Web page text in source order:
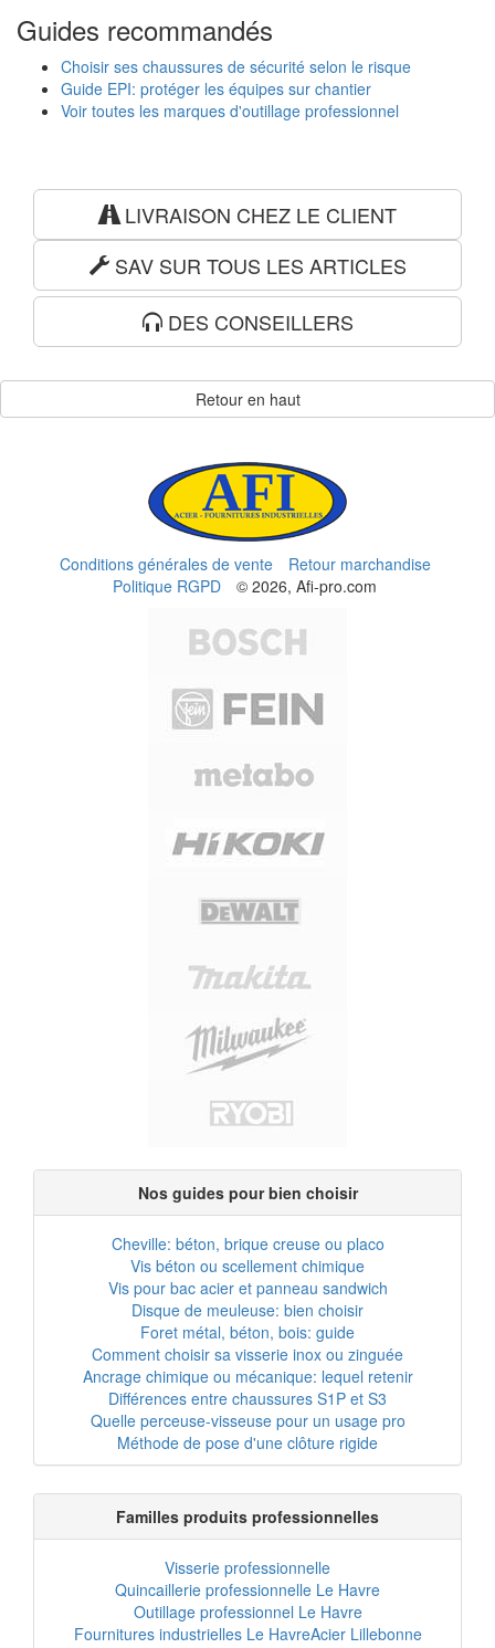
Guides recommandés
Choisir ses chaussures de sécurité selon le risque
Guide EPI: protéger les équipes sur chantier
Voir toutes les marques d'outillage professionnel
LIVRAISON CHEZ LE CLIENT
SAV SUR TOUS LES ARTICLES
DES CONSEILLERS
Retour en haut
Conditions générales de vente
Retour marchandise
Politique RGPD
© 2026, Afi-pro.com
Nos guides pour bien choisir
Cheville: béton, brique creuse ou placo
Vis béton ou scellement chimique
Vis pour bac acier et panneau sandwich
Disque de meuleuse: bien choisir
Foret métal, béton, bois: guide
Comment choisir sa visserie inox ou zinguée
Ancrage chimique ou mécanique: lequel retenir
Différences entre chaussures S1P et S3
Quelle perceuse-visseuse pour un usage pro
Méthode de pose d'une clôture rigide
Familles produits professionnelles
Visserie professionnelle
Quincaillerie professionnelle Le Havre
Outillage professionnel Le Havre
Fournitures industrielles Le HavreAcier Lillebonne